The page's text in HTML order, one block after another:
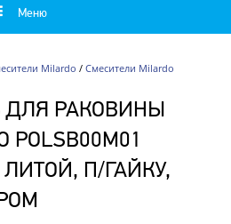
Меню
Milardo / Смесители Milardo
ДЛЯ РАКОВИНЫ
POLSB00M01
ЛИТОЙ, П/ГАЙКУ,